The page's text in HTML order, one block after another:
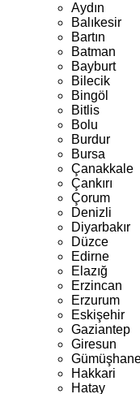
Aydın
Balıkesir
Bartın
Batman
Bayburt
Bilecik
Bingöl
Bitlis
Bolu
Burdur
Bursa
Çanakkale
Çankırı
Çorum
Denizli
Diyarbakır
Düzce
Edirne
Elazığ
Erzincan
Erzurum
Eskişehir
Gaziantep
Giresun
Hakkari
Hatay